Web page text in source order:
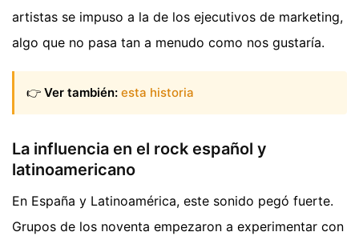
artistas se impuso a la de los ejecutivos de marketing,
algo que no pasa tan a menudo como nos gustaría.
👉 Ver también: esta historia
La influencia en el rock español y
latinoamericano
En España y Latinoamérica, este sonido pegó fuerte.
Grupos de los noventa empezaron a experimentar con